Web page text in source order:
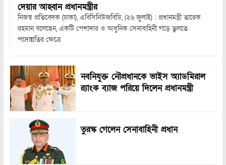
দেয়ার আহ্বান প্রধানমন্ত্রীর
নিজস্ব প্রতিবেদক (ঢাকা), এবিসিনিউজবিডি, (২৬ জুলাই) : প্রধানমন্ত্রী তারেক
রহমান বলেছেন, একটি পেশাদার ও আধুনিক সেনাবাহিনী গড়ে তুলতে
পদোন্নতির ক্ষেত্রে
নবনিযুক্ত নৌপ্রধানকে ভাইস অ্যাডমিরাল
র‍্যাংক ব্যাজ পরিয়ে দিলেন প্রধানমন্ত্রী
তুরস্ক গেলেন সেনাবাহিনী প্রধান